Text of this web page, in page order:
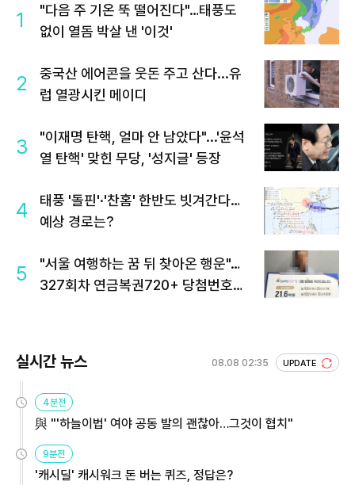
1
"다음 주 기온 뚝 떨어진다"…태풍도
없이 열돔 박살 낸 '이것'
2
중국산 에어콘을 웃돈 주고 산다...유
럽 열광시킨 메이디
3
"이재명 탄핵, 얼마 안 남았다"...'윤석
열 탄핵' 맞힌 무당, '성지글' 등장
4
태풍 '돌핀'·'찬홈' 한반도 빗겨간다…
예상 경로는?
5
"서울 여행하는 꿈 뒤 찾아온 행운"…
327회차 연금복권720+ 당첨번호조
실시간 뉴스 08.08 02:35 UPDATE
4분전
與 "'하늘이법' 여야 공동 발의 괜찮아…그것이 협치"
9분전
'캐시딜' 캐시워크 돈 버는 퀴즈, 정답은?